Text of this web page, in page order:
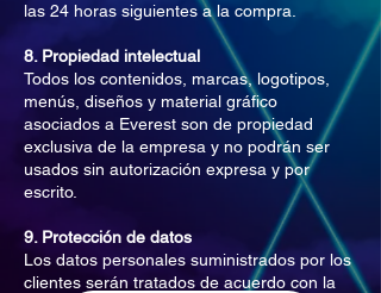
las 24 horas siguientes a la compra.
8. Propiedad intelectual
Todos los contenidos, marcas, logotipos,
menús, diseños y material gráfico
asociados a Everest son de propiedad
exclusiva de la empresa y no podrán ser
usados sin autorización expresa y por
escrito.
9. Protección de datos
Los datos personales suministrados por los
clientes serán tratados de acuerdo con la